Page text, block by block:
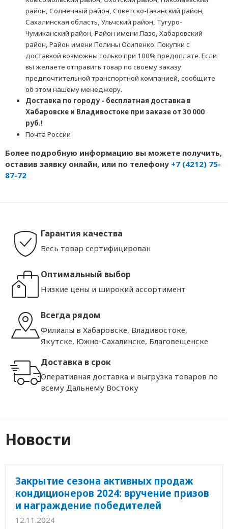
район, Солнечный район, Советско-Гаванский район,
Сахалинская область, Ульчский район, Тугуро-
Чумиканский район, Район имени Лазо, Хабаровский
район, Район имени Полины Осипенко. Покупки с
доставкой возможны только при 100% предоплате. Если
вы желаете отправить товар по своему заказу
предпочтительной транспортной компанией, сообщите
об этом нашему менеджеру.
Доставка по городу - бесплатная доставка в
Хабаровске и Владивостоке при заказе от 30 000
руб.!
Почта России
Более подробную информацию вы можете получить,
оставив заявку онлайн, или по телефону +7 (4212) 75-
87-72
Гарантия качества
Весь товар сертифицирован
Оптимальный выбор
Низкие цены и широкий ассортимент
Всегда рядом
Филиалы в Хабаровске, Владивостоке,
Якутске, Южно-Сахалинске, Благовещенске
Доставка в срок
Оперативная доставка и выгрузка товаров по
всему Дальнему Востоку
Новости
Закрытие сезона активных продаж
кондиционеров 2024: вручение призов
и награждение победителей
12.11.2024